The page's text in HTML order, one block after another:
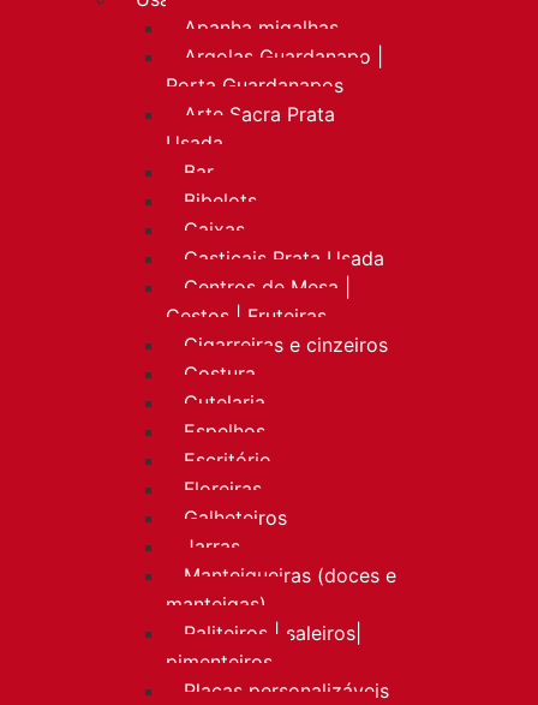
Apanha migalhas
Argolas Guardanapo |
Porta Guardanapos
Arte Sacra Prata
Usada
Bar
Bibelots
Caixas
Castiçais Prata Usada
Centros de Mesa |
Cestos | Fruteiras
Cigarreiras e cinzeiros
Costura
Cutelaria
Espelhos
Escritório
Floreiras
Galheteiros
Jarras
Manteigueiras (doces e
manteigas)
Paliteiros | saleiros|
pimenteiros
Placas personalizáveis